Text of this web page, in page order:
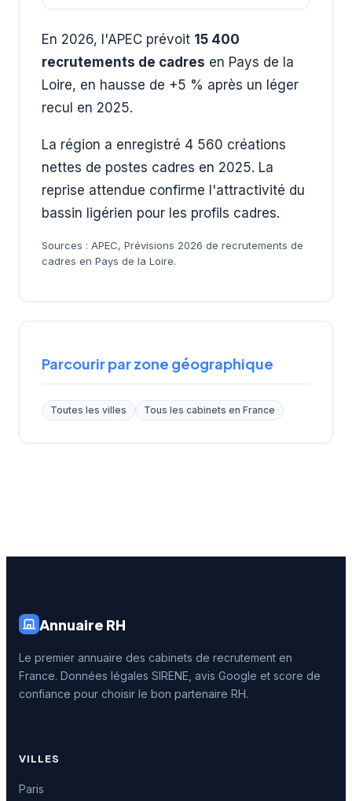
En 2026, l'APEC prévoit 15 400
recrutements de cadres en Pays de la
Loire, en hausse de +5 % après un léger
recul en 2025.
La région a enregistré 4 560 créations
nettes de postes cadres en 2025. La
reprise attendue confirme l'attractivité du
bassin ligérien pour les profils cadres.
Sources : APEC, Prévisions 2026 de recrutements de
cadres en Pays de la Loire.
Parcourir par zone géographique
Toutes les villes Tous les cabinets en France
Annuaire RH
Le premier annuaire des cabinets de recrutement en
France. Données légales SIRENE, avis Google et score de
confiance pour choisir le bon partenaire RH.
VILLES
Paris